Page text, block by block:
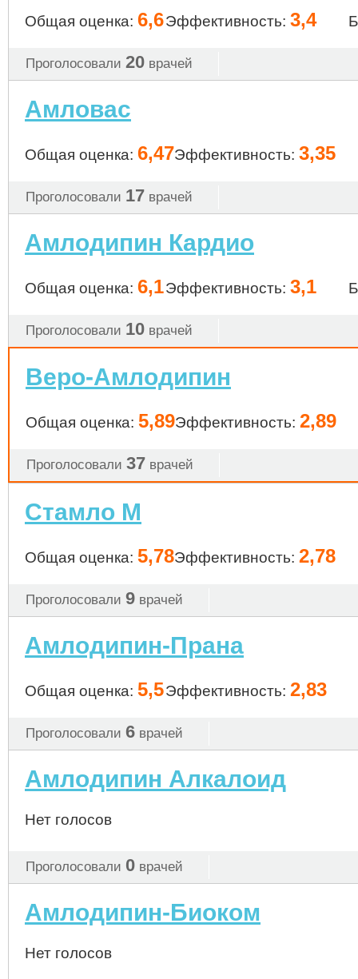
Общая оценка: 6,6Эффективность: 3,4
Проголосовали 20 врачей
Амловас
Общая оценка: 6,47Эффективность: 3,35
Проголосовали 17 врачей
Амлодипин Кардио
Общая оценка: 6,1Эффективность: 3,1
Проголосовали 10 врачей
Веро-Амлодипин
Общая оценка: 5,89Эффективность: 2,89
Проголосовали 37 врачей
Стамло М
Общая оценка: 5,78Эффективность: 2,78
Проголосовали 9 врачей
Амлодипин-Прана
Общая оценка: 5,5Эффективность: 2,83
Проголосовали 6 врачей
Амлодипин Алкалоид
Нет голосов
Проголосовали 0 врачей
Амлодипин-Биоком
Нет голосов